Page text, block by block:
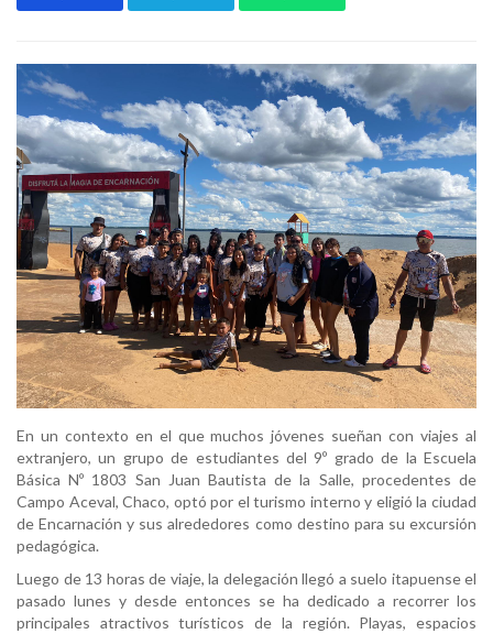
En un contexto en el que muchos jóvenes sueñan con viajes al
extranjero, un grupo de estudiantes del 9º grado de la Escuela
Básica Nº 1803 San Juan Bautista de la Salle, procedentes de
Campo Aceval, Chaco, optó por el turismo interno y eligió la ciudad
de Encarnación y sus alrededores como destino para su excursión
pedagógica.
Luego de 13 horas de viaje, la delegación llegó a suelo itapuense el
pasado lunes y desde entonces se ha dedicado a recorrer los
principales atractivos turísticos de la región. Playas, espacios